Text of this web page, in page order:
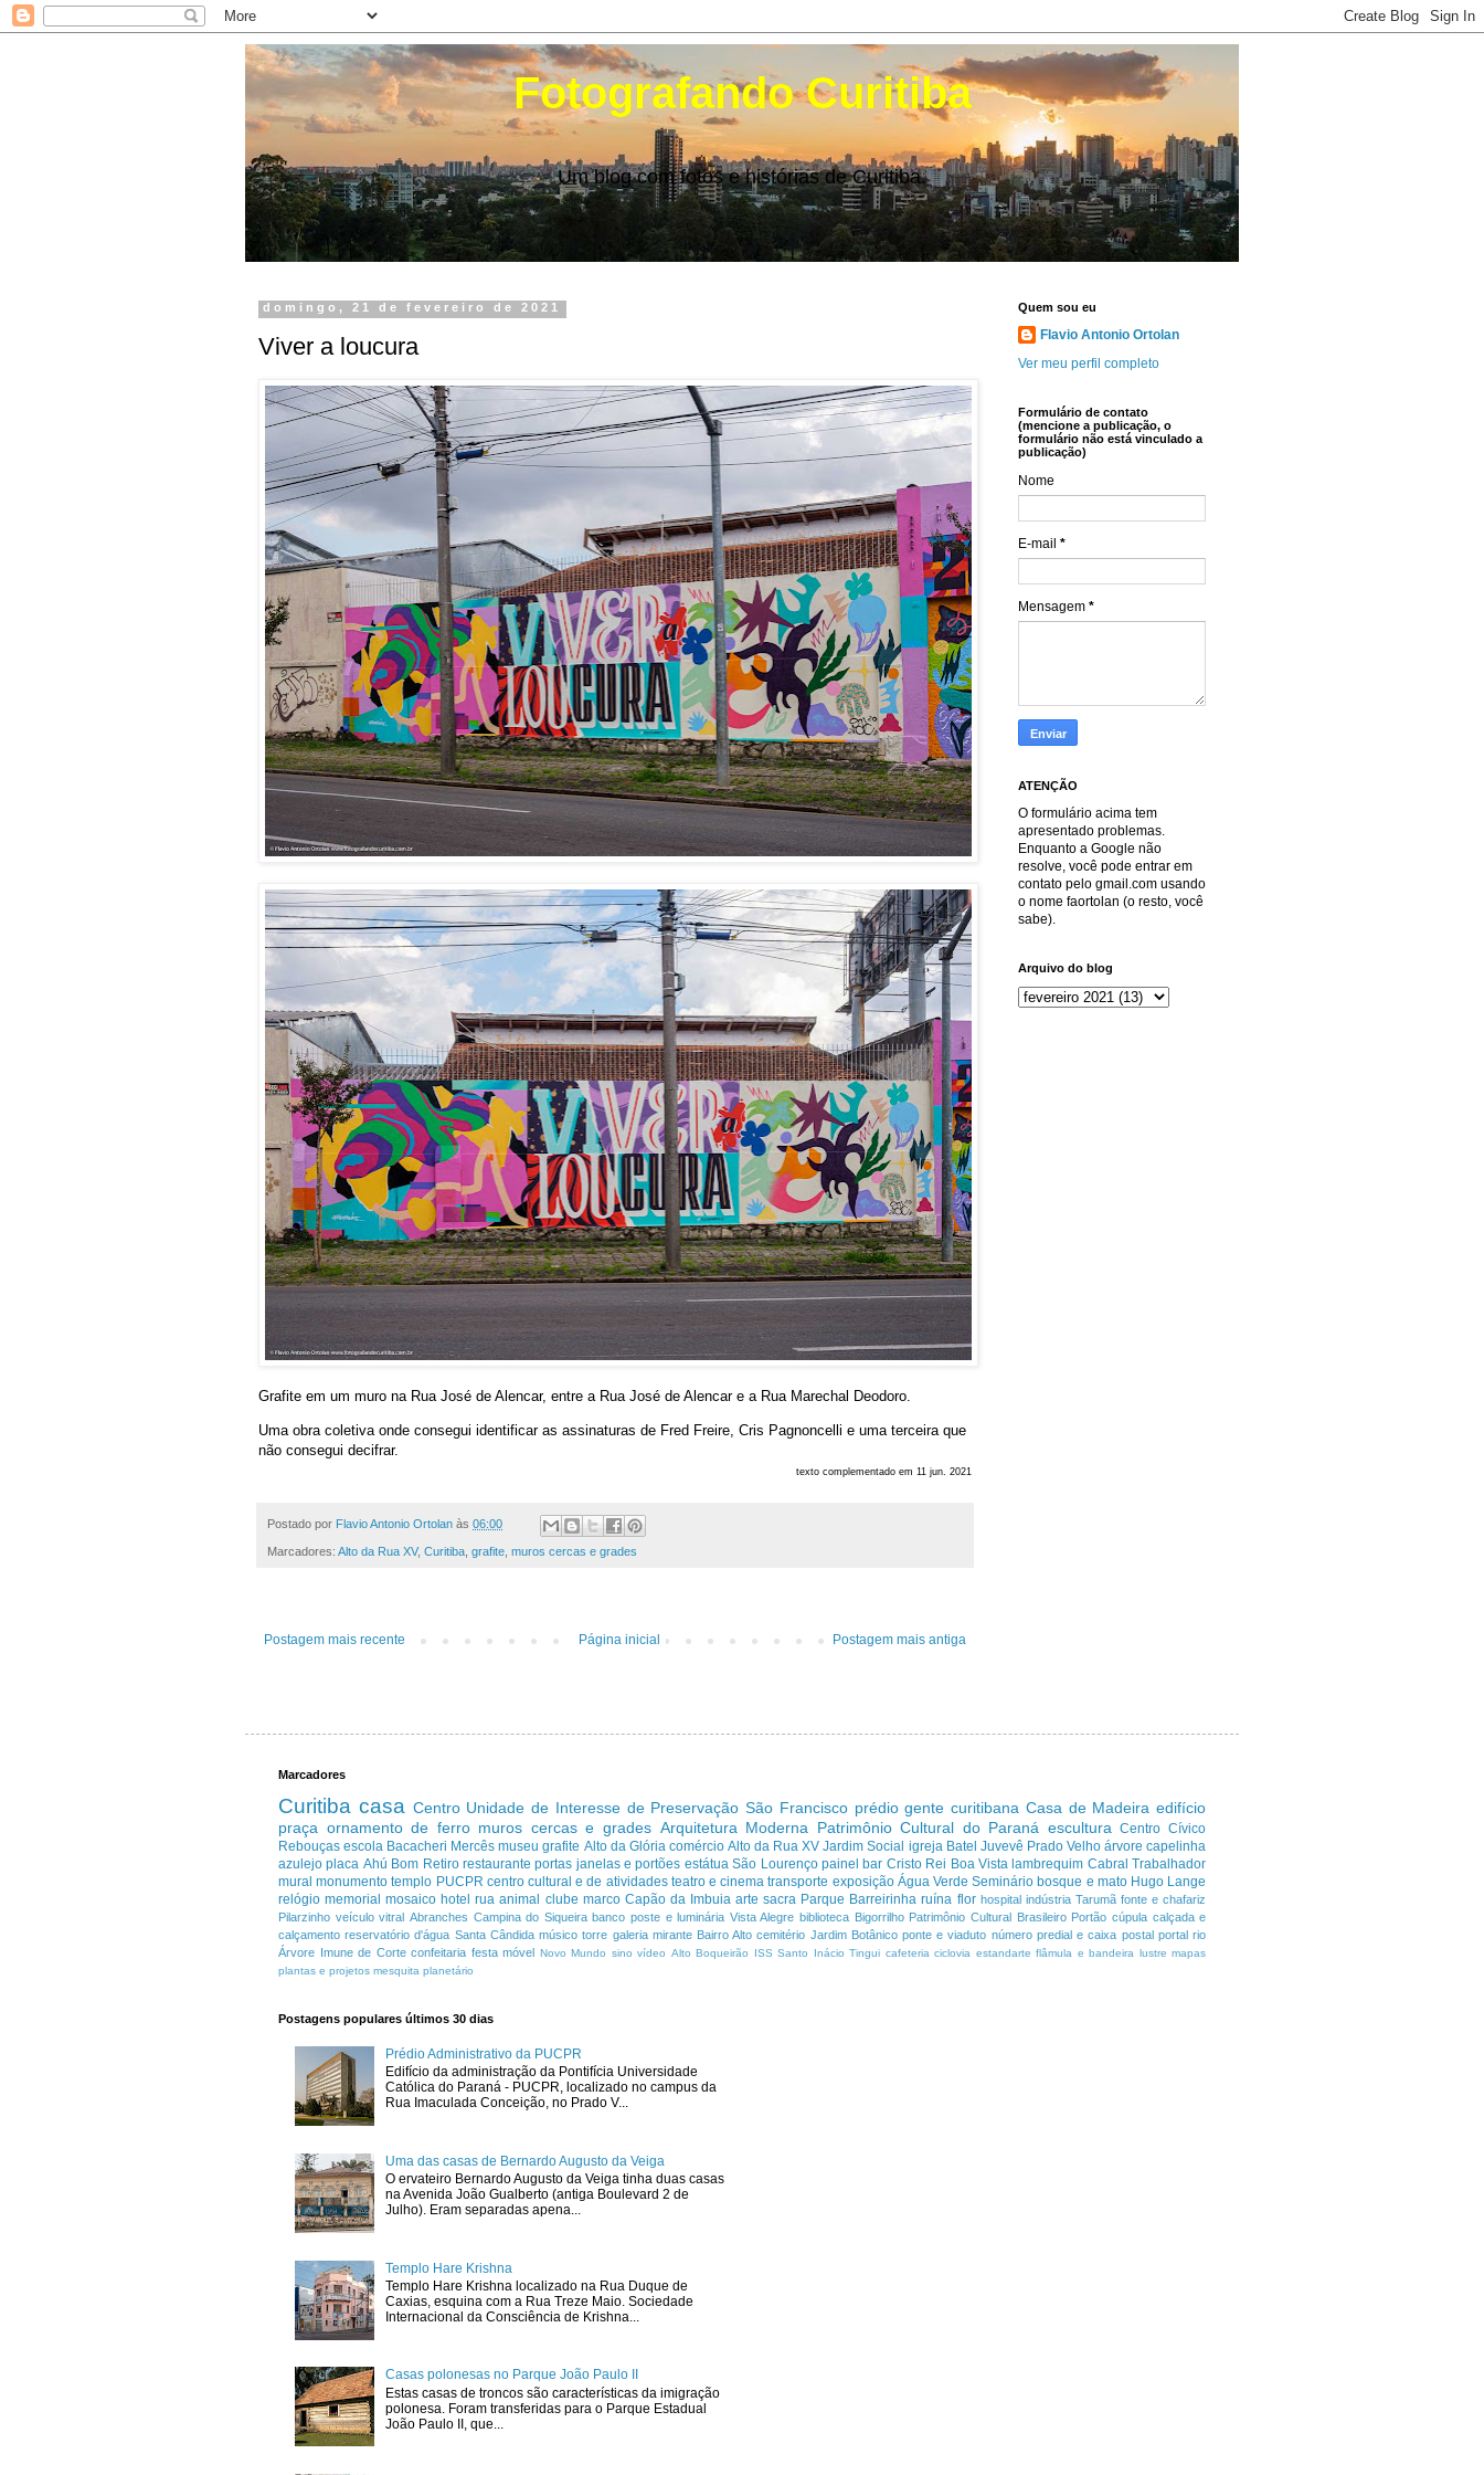
Fotografando Curitiba
Um blog com fotos e histórias de Curitiba.
domingo, 21 de fevereiro de 2021
Viver a loucura
Grafite em um muro na Rua José de Alencar, entre a Rua José de Alencar e a Rua Marechal Deodoro.
Uma obra coletiva onde consegui identificar as assinaturas de Fred Freire, Cris Pagnoncelli e uma terceira que
não consegui decifrar.
texto complementado em 11 jun. 2021
Postado por Flavio Antonio Ortolan às 06:00
Marcadores: Alto da Rua XV, Curitiba grafite muros cercas e grades
Postagem mais recente Postagem mais antiga
Página inicial
Quem sou eu
Flavio Antonio Ortolan
Ver meu perfil completo
Formulário de contato
(mencione a publicação, o
formulário não está vinculado a
publicação)
Nome
E-mail *
Mensagem *
ATENÇÃO
O formulário acima tem
apresentado problemas.
Enquanto a Google não
resolve, você pode entrar em
contato pelo gmail.com usando
o nome faortolan (o resto, você
sabe).
Arquivo do blog
Marcadores
Curitiba casa Centro Unidade de Interesse de Preservação São Francisco prédio gente curitibana Casa de Madeira edifício
praça ornamento de ferro muros cercas e grades Arquitetura Moderna Patrimônio Cultural do Paraná escultura
Centro Cívico
Rebouças escola Bacacheri Mercês museu grafite Alto da Glória comércio Alto da Rua XV Jardim Social igreja Batel Juvevê Prado Velho árvore capelinha
azulejo placa Ahú Bom Retiro restaurante portas janelas e portões estátua São Lourenço painel bar Cristo Rei Boa Vista lambrequim Cabral Trabalhador
mural monumento templo PUCPR centro cultural e de atividades teatro e cinema transporte exposição Água Verde Seminário bosque e mato Hugo Lange
relógio memorial mosaico hotel rua animal clube marco Capão da Imbuia arte sacra Parque Barreirinha ruína flor hospital indústria Tarumã fonte e chafariz
Pilarzinho veículo vitral Abranches Campina do Siqueira banco poste e luminária Vista Alegre biblioteca Bigorrilho Patrimônio Cultural Brasileiro Portão cúpula calçada e
calçamento reservatório d'água Santa Cândida músico torre galeria mirante Bairro Alto cemitério Jardim Botânico ponte e viaduto número predial e caixa postal portal rio
Árvore Imune de Corte confeitaria festa móvel Novo Mundo sino vídeo Alto Boqueirão ISS Santo Inácio Tingui cafeteria ciclovia estandarte flâmula e bandeira lustre mapas
plantas e projetos mesquita planetário
Postagens populares últimos 30 dias
Prédio Administrativo da PUCPR
Edifício da administração da Pontifícia Universidade
Católica do Paraná - PUCPR, localizado no campus da
Rua Imaculada Conceição, no Prado V...
Uma das casas de Bernardo Augusto da Veiga
O ervateiro Bernardo Augusto da Veiga tinha duas casas
na Avenida João Gualberto (antiga Boulevard 2 de
Julho). Eram separadas apena...
Templo Hare Krishna
Templo Hare Krishna localizado na Rua Duque de
Caxias, esquina com a Rua Treze Maio. Sociedade
Internacional da Consciência de Krishna...
Casas polonesas no Parque João Paulo II
Estas casas de troncos são características da imigração
polonesa. Foram transferidas para o Parque Estadual
João Paulo II, que...